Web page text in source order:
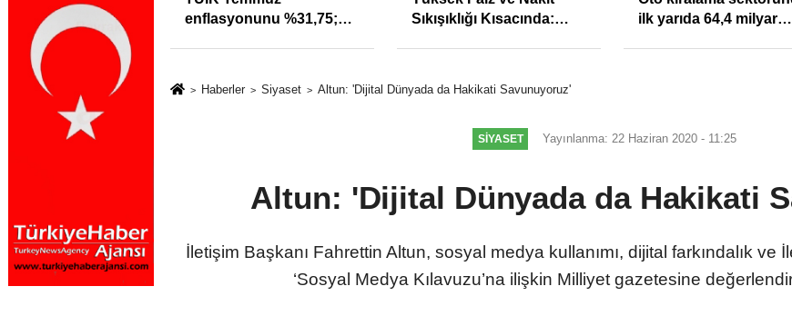
uyarı: Trafiğin
izmariti
enflasyonunu %31,75;
Sıkışıklığı Kısacında:
ilk yarıda 64,4 milyar
Haberler Siyaset Altun: 'Dijital Dünyada da Hakikati Savunuyoruz'
SIYASET Yayınlanma: 22 Haziran 2020 - 11:25
Altun: 'Dijital Dünyada da Hakikati
İletişim Başkanı Fahrettin Altun, sosyal medya kullanımı, dijital farkındalık ve
‘Sosyal Medya Kılavuzu’na ilişkin Milliyet gazetesine